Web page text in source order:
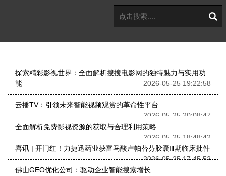
探索精彩影视世界：全面解析搜搜电影网的独特魅力与实用功
能
2026-05-25 19:22:58
云播TV：引领未来智能视频观赏的革命性平台
2026-05-25 20:08:47
全面解析免费影视资源的获取与合理利用策略
2026-05-25 18:48:42
喜讯 | 开门红！力捷迅药业获富马酸卢帕替芬胶囊Ⅲ期临床批件
2026-05-25 17:45:52
佛山GEO优化公司：驱动企业智能搜索增长